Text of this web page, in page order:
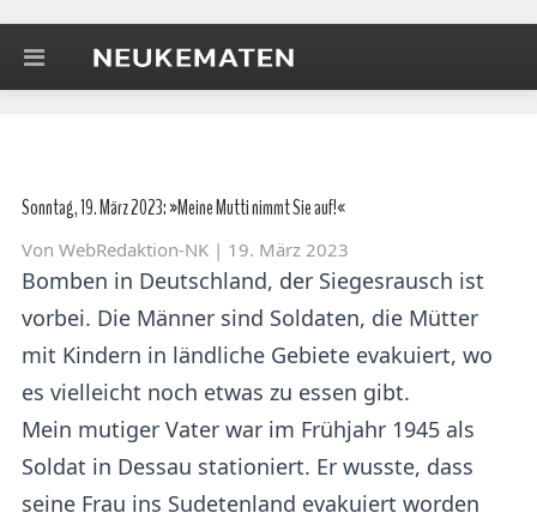
Sonntag, 19. März 2023: »Meine Mutti nimmt Sie auf!«
Von WebRedaktion-NK | 19. März 2023
Bomben in Deutschland, der Siegesrausch ist
vorbei. Die Männer sind Soldaten, die Mütter
mit Kindern in ländliche Gebiete evakuiert, wo
es vielleicht noch etwas zu essen gibt.
Mein mutiger Vater war im Frühjahr 1945 als
Soldat in Dessau stationiert. Er wusste, dass
seine Frau ins Sudetenland evakuiert worden